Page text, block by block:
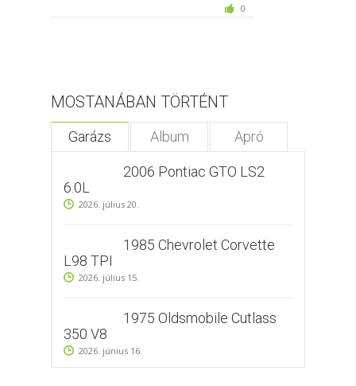
0
MOSTANÁBAN TÖRTÉNT
Garázs Album Apró
2006 Pontiac GTO LS2
6.0L
2026. július 20.
1985 Chevrolet Corvette
L98 TPI
2026. július 15.
1975 Oldsmobile Cutlass
350 V8
2026. június 16.